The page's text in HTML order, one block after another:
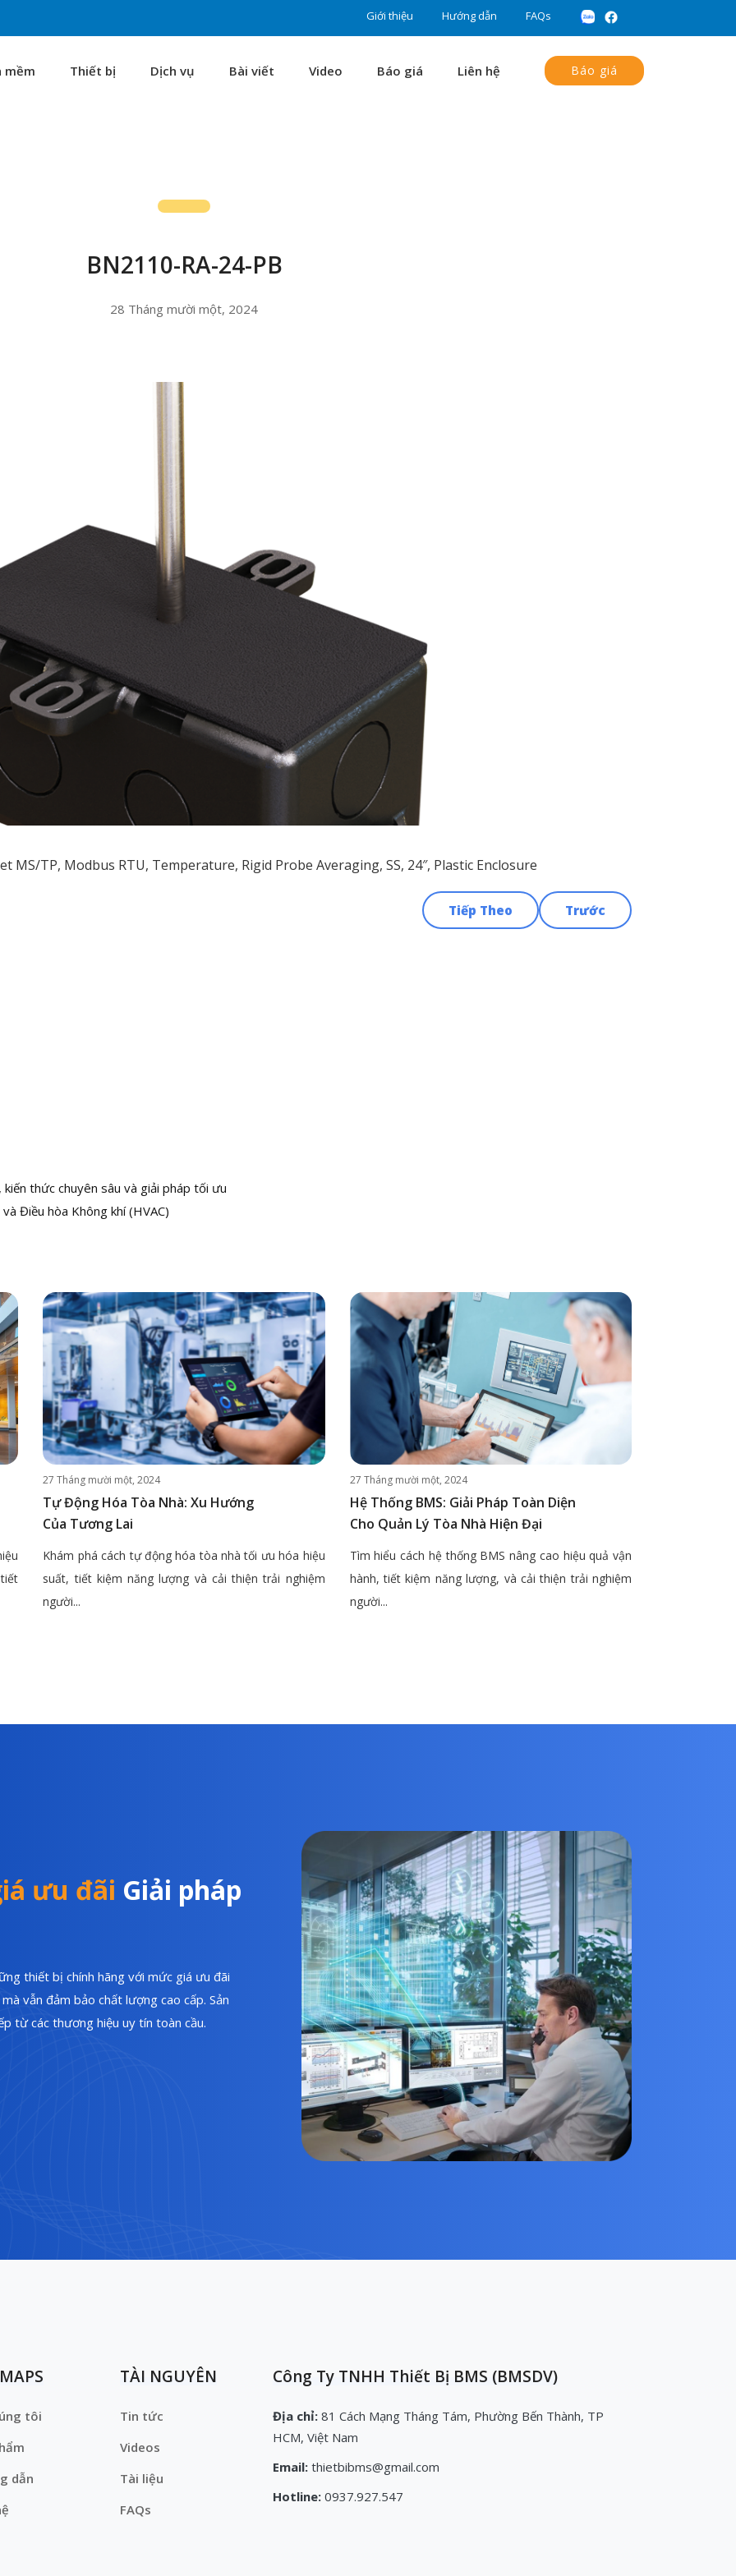
Giới thiệu Hướng dẫn FAQs
mềm Thiết bị Dịch vụ Bài viết Video Báo giá Liên hệ Báo giá
BN2110-RA-24-PB
28 Tháng mười một, 2024
MS/TP, Modbus RTU, Temperature, Rigid Probe Averaging, SS, 24″, Plastic Enclosure
Trước
Tiếp Theo
thức chuyên sâu và giải pháp tối ưu
Điều hòa Không khí (HVAC)
27 Tháng mười một, 2024
Tự Động Hóa Tòa Nhà: Xu Hướng
Của Tương Lai
Khám phá cách tự động hóa tòa nhà tối ưu hóa hiệu
suất, tiết kiệm năng lượng và cải thiện trải nghiệm
người...
27 Tháng mười một, 2024
Hệ Thống BMS: Giải Pháp Toàn Diện
Cho Quản Lý Tòa Nhà Hiện Đại
Tìm hiểu cách hệ thống BMS nâng cao hiệu quả vận
hành, tiết kiệm năng lượng, và cải thiện trải nghiệm
người...
ưu đãi Giải pháp
thiết bị chính hãng với mức giá ưu đãi
vẫn đảm bảo chất lượng cao cấp. Sản
từ các thương hiệu uy tín toàn cầu.
tôi
dẫn
TÀI NGUYÊN
Tin tức
Videos
Tài liệu
FAQs
Công Ty TNHH Thiết Bị BMS (BMSDV)
Địa chỉ: 81 Cách Mạng Tháng Tám, Phường Bến Thành, TP
HCM, Việt Nam
Email: thietbibms@gmail.com
Hotline: 0937.927.547